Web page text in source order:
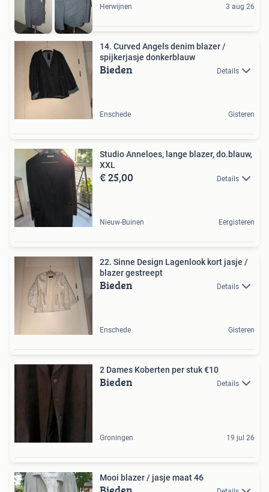
Herwijnen 3 aug 26
14. Curved Angels denim blazer /
spijkerjasje donkerblauw
Bieden Details
Enschede Gisteren
Studio Anneloes, lange blazer, do.blauw,
XXL
€ 25,00 Details
Nieuw-Buinen Eergisteren
22. Sinne Design Lagenlook kort jasje /
blazer gestreept
Bieden Details
Enschede Gisteren
2 Dames Koberten per stuk €10
Bieden Details
Groningen 19 jul 26
Mooi blazer / jasje maat 46